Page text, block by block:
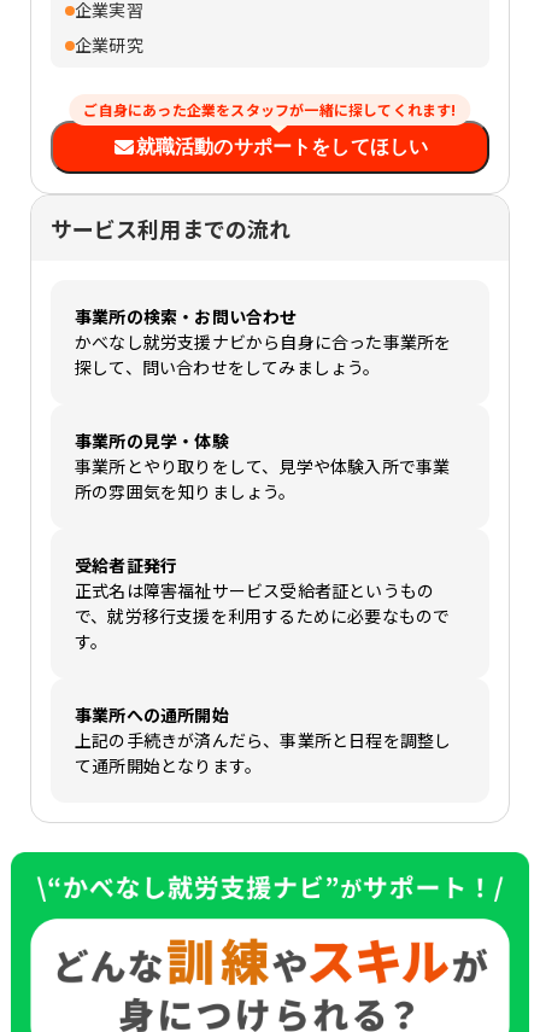
企業実習
企業研究
ご自身にあった企業をスタッフが一緒に探してくれます!
就職活動のサポートをしてほしい
サービス利用までの流れ
事業所の検索・お問い合わせ
かべなし就労支援ナビから自身に合った事業所を
探して、問い合わせをしてみましょう。
事業所の見学・体験
事業所とやり取りをして、見学や体験入所で事業
所の雰囲気を知りましょう。
受給者証発行
正式名は障害福祉サービス受給者証というもの
で、就労移行支援を利用するために必要なもので
す。
事業所への通所開始
上記の手続きが済んだら、事業所と日程を調整し
て通所開始となります。